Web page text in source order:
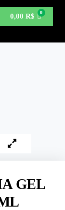
0,00R$
GEL